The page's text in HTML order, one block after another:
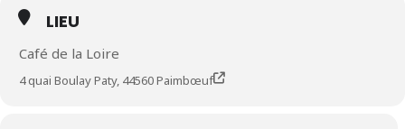
LIEU
Café de la Loire
4 quai Boulay Paty, 44560 Paimbœuf